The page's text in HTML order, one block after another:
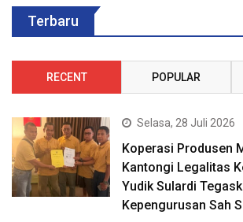
Terbaru
RECENT POPULAR
Selasa, 28 Juli 2026
Koperasi Produsen
Kantongi Legalitas
Yudik Sulardi
Kepengurusan Sah